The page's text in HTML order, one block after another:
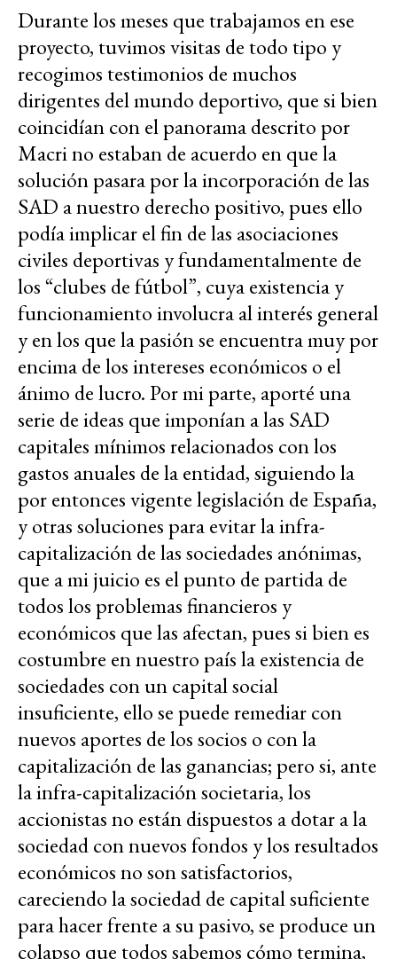
Durante los meses que trabajamos en ese
proyecto, tuvimos visitas de todo tipo y
recogimos testimonios de muchos
dirigentes del mundo deportivo, que si bien
coincidían con el panorama descrito por
Macri no estaban de acuerdo en que la
solución pasara por la incorporación de las
SAD a nuestro derecho positivo, pues ello
podía implicar el fin de las asociaciones
civiles deportivas y fundamentalmente de
los “clubes de fútbol”, cuya existencia y
funcionamiento involucra al interés general
y en los que la pasión se encuentra muy por
encima de los intereses económicos o el
ánimo de lucro. Por mi parte, aporté una
serie de ideas que imponían a las SAD
capitales mínimos relacionados con los
gastos anuales de la entidad, siguiendo la
por entonces vigente legislación de España,
y otras soluciones para evitar la infra-
capitalización de las sociedades anónimas,
que a mi juicio es el punto de partida de
todos los problemas financieros y
económicos que las afectan, pues si bien es
costumbre en nuestro país la existencia de
sociedades con un capital social
insuficiente, ello se puede remediar con
nuevos aportes de los socios o con la
capitalización de las ganancias; pero si, ante
la infra-capitalización societaria, los
accionistas no están dispuestos a dotar a la
sociedad con nuevos fondos y los resultados
económicos no son satisfactorios,
careciendo la sociedad de capital suficiente
para hacer frente a su pasivo, se produce un
colapso que todos sabemos cómo termina,